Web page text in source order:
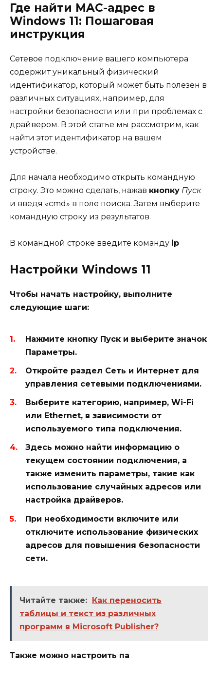
Где найти MAC-адрес в
Windows 11: Пошаговая
инструкция
Сетевое подключение вашего компьютера
содержит уникальный физический
идентификатор, который может быть полезен в
различных ситуациях, например, для
настройки безопасности или при проблемах с
драйвером. В этой статье мы рассмотрим, как
найти этот идентификатор на вашем
устройстве.
Для начала необходимо открыть командную
строку. Это можно сделать, нажав кнопку Пуск
и введя «cmd» в поле поиска. Затем выберите
командную строку из результатов.
В командной строке введите команду ip
Настройки Windows 11
Чтобы начать настройку, выполните
следующие шаги:
Нажмите кнопку Пуск и выберите значок
Параметры.
Откройте раздел Сеть и Интернет для
управления сетевыми подключениями.
Выберите категорию, например, Wi-Fi
или Ethernet, в зависимости от
используемого типа подключения.
Здесь можно найти информацию о
текущем состоянии подключения, а
также изменить параметры, такие как
использование случайных адресов или
настройка драйверов.
При необходимости включите или
отключите использование физических
адресов для повышения безопасности
сети.
Читайте также: Как переносить
таблицы и текст из различных
программ в Microsoft Publisher?
Также можно настроить па